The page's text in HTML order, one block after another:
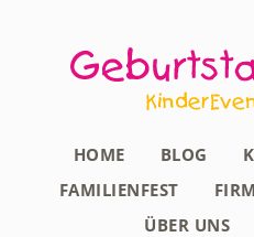
HOME BLOG
FAMILIENFEST
ÜBER UNS